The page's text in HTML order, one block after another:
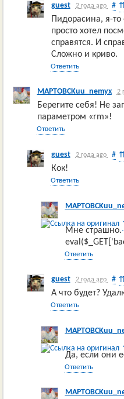
guest 2 года ago #
Пидорасина, я-
просто хотел
справятся. И
Сложно и криво.
Ответить
MAPTOBCKuu_nemyx 2
Берегите себя! Не
параметром «rm»!
Ответить
guest 2 года ago #
Кок!
Ответить
Мне страшно.
Ответить
guest 2 года ago #
А что будет?
Ответить
Да, если они
Ответить